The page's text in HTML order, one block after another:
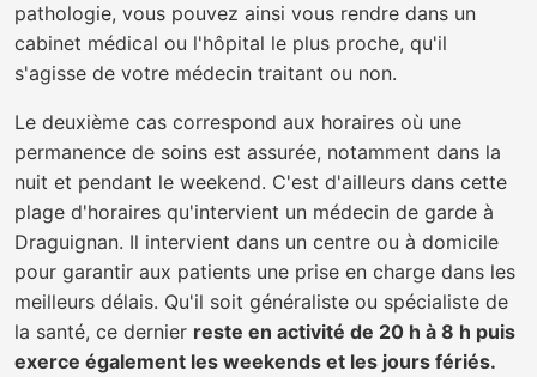
pathologie, vous pouvez ainsi vous rendre dans un
cabinet médical ou l'hôpital le plus proche, qu'il
s'agisse de votre médecin traitant ou non.
Le deuxième cas correspond aux horaires où une
permanence de soins est assurée, notamment dans la
nuit et pendant le weekend. C'est d'ailleurs dans cette
plage d'horaires qu'intervient un médecin de garde à
Draguignan. Il intervient dans un centre ou à domicile
pour garantir aux patients une prise en charge dans les
meilleurs délais. Qu'il soit généraliste ou spécialiste de
la santé, ce dernier reste en activité de 20 h à 8 h puis
exerce également les weekends et les jours fériés.